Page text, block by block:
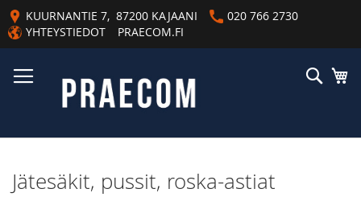
Skip
to
Content
KUURNANTIE 7, 87200 KAJAANI
020 766 2730
YHTEYSTIEDOT
PRAECOM.FI
Haku
Jätesäkit, pussit, roska-astiat